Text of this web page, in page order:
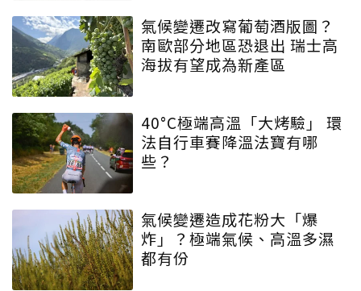
氣候變遷改寫葡萄酒版圖？
南歐部分地區恐退出 瑞士高
海拔有望成為新產區
40°C極端高溫「大烤驗」 環
法自行車賽降溫法寶有哪
些？
氣候變遷造成花粉大「爆
炸」？極端氣候、高溫多濕
都有份